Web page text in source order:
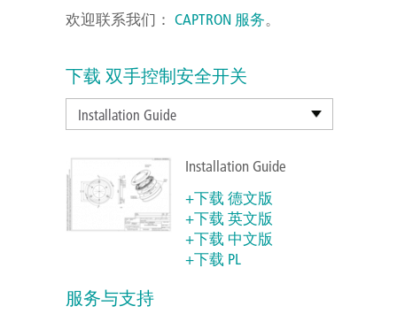
欢迎联系我们： CAPTRON 服务。
下载 双手控制安全开关
Installation Guide
Installation Guide
+下载 德文版
+下载 英文版
+下载 中文版
+下载 PL
服务与支持